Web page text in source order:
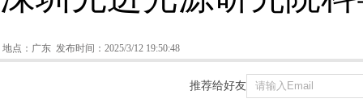
地点：广东 发布时间：2025/3/12 19:50:48
推荐给好友